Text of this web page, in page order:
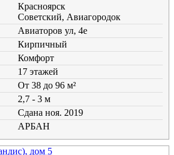
Красноярск
Советский, Авиагородок
Авиаторов ул, 4е
Кирпичный
Комфорт
17 этажей
От 38 до 96 м²
2,7 - 3 м
Cдана ноя. 2019
АРБАН